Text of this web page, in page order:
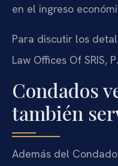
en el ingreso
Para discutir los
Law Offices Of SRIS,
Condados
también
Además del